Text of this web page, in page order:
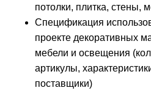
потолки, плитка, стены,
Спецификация
проекте декоративных
мебели и освещения
артикулы,
поставщики)